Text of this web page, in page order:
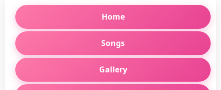
Home
Songs
Gallery